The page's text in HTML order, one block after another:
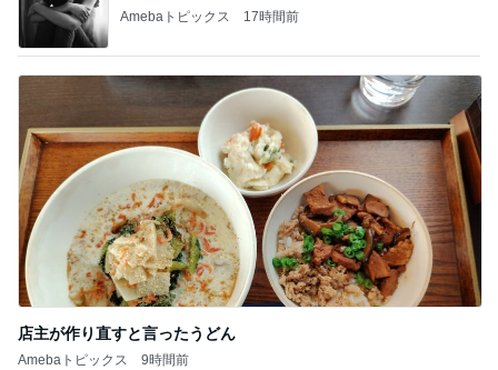
Amebaトピックス 17時間前
店主が作り直すと言ったうどん
Amebaトピックス 9時間前